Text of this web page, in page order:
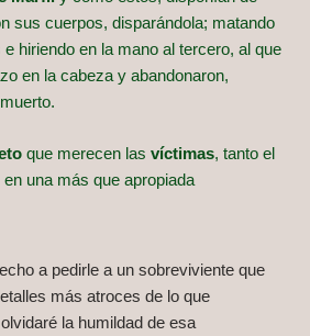
sus cuerpos, disparándola; matando
hiriendo en la mano al tercero, al que
en la cabeza y abandonaron,
que merecen lasvíctimas, tanto el
una más que apropiada
a pedirle a un sobreviviente que
más atroces de lo que
la humildad de esa